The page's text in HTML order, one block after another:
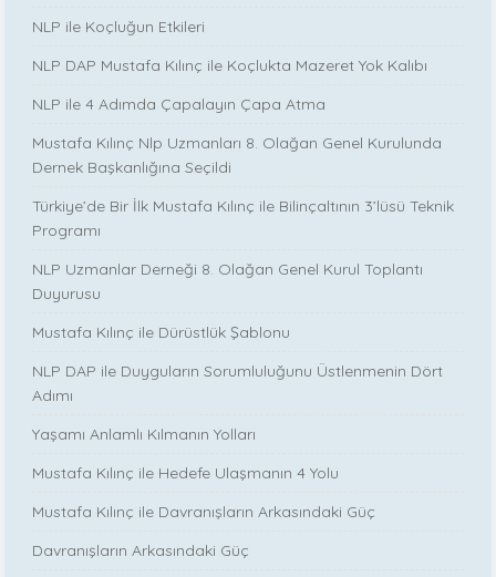
NLP ile Koçluğun Etkileri
NLP DAP Mustafa Kılınç ile Koçlukta Mazeret Yok Kalıbı
NLP ile 4 Adımda Çapalayın Çapa Atma
Mustafa Kılınç Nlp Uzmanları 8. Olağan Genel Kurulunda
Dernek Başkanlığına Seçildi
Türkiye’de Bir İlk Mustafa Kılınç ile Bilinçaltının 3’lüsü Teknik
Programı
NLP Uzmanlar Derneği 8. Olağan Genel Kurul Toplantı
Duyurusu
Mustafa Kılınç ile Dürüstlük Şablonu
NLP DAP ile Duyguların Sorumluluğunu Üstlenmenin Dört
Adımı
Yaşamı Anlamlı Kılmanın Yolları
Mustafa Kılınç ile Hedefe Ulaşmanın 4 Yolu
Mustafa Kılınç ile Davranışların Arkasındaki Güç
Davranışların Arkasındaki Güç